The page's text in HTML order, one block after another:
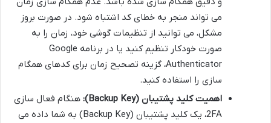
می تواند منجر به خطای کد اشتباه شود. در صورت بروز
مشکل، می توانید از تنظیمات گوشی خود، زمان را به
صورت خودکار تنظیم کنید یا در برنامه Google
Authenticator، گزینه تصحیح زمان برای کدهای همگام
سازی را استفاده کنید.
اهمیت کلید پشتیبان (Backup Key):
هنگام فعال سازی
2FA، یک کلید پشتیبان (Backup Key) به شما داده می